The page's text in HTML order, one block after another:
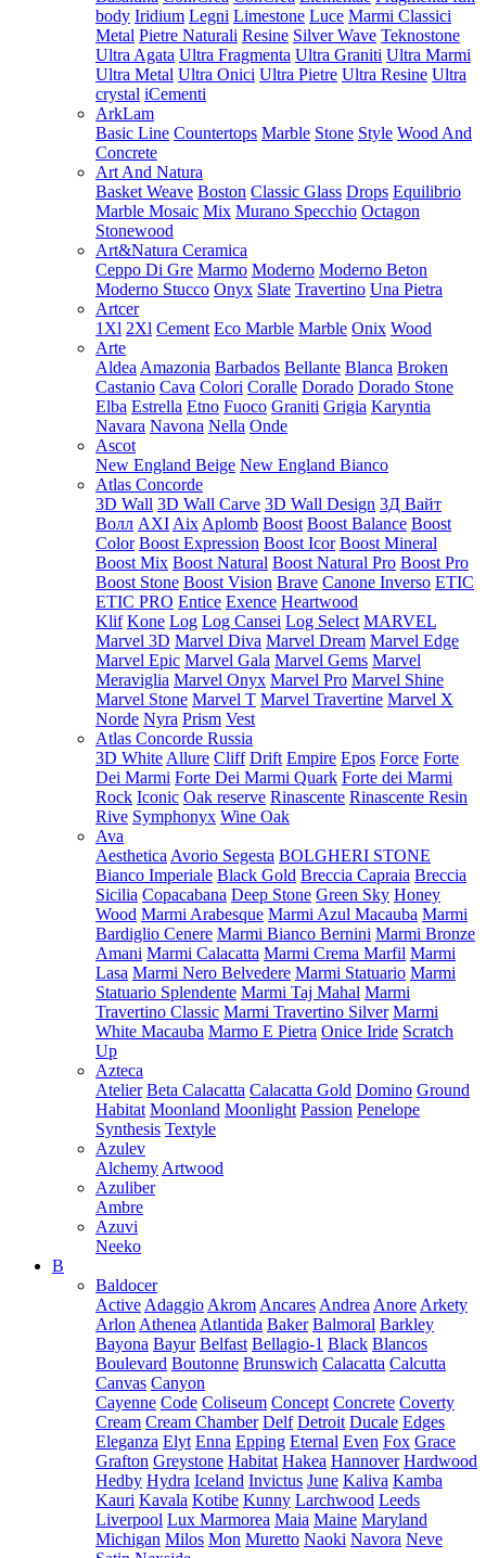
body Iridium Legni Limestone Luce Marmi Classici
Metal Pietre Naturali Resine Silver Wave Teknostone
Ultra Agata Ultra Fragmenta Ultra Graniti Ultra Marmi
Ultra Metal Ultra Onici Ultra Pietre Ultra Resine Ultra
crystal iCementi
ArkLam
Basic Line Countertops Marble Stone Style Wood And
Concrete
Art And Natura
Basket Weave Boston Classic Glass Drops Equilibrio
Marble Mosaic Mix Murano Specchio Octagon
Stonewood
Art&Natura Ceramica
Ceppo Di Gre Marmo Moderno Moderno Beton
Moderno Stucco Onyx Slate Travertino Una Pietra
Artcer
1Xl 2Xl Cement Eco Marble Marble Onix Wood
Arte
Aldea Amazonia Barbados Bellante Blanca Broken
Castanio Cava Colori Coralle Dorado Dorado Stone
Elba Estrella Etno Fuoco Graniti Grigia Karyntia
Navara Navona Nella Onde
Ascot
New England Beige New England Bianco
Atlas Concorde
3D Wall 3D Wall Carve 3D Wall Design 3Д Вайт
Волл AXI Aix Aplomb Boost Boost Balance Boost
Color Boost Expression Boost Icor Boost Mineral
Boost Mix Boost Natural Boost Natural Pro Boost Pro
Boost Stone Boost Vision Brave Canone Inverso ETIC
ETIC PRO Entice Exence Heartwood
Klif Kone Log Log Cansei Log Select MARVEL
Marvel 3D Marvel Diva Marvel Dream Marvel Edge
Marvel Epic Marvel Gala Marvel Gems Marvel
Meraviglia Marvel Onyx Marvel Pro Marvel Shine
Marvel Stone Marvel T Marvel Travertine Marvel X
Norde Nyra Prism Vest
Atlas Concorde Russia
3D White Allure Cliff Drift Empire Epos Force Forte
Dei Marmi Forte Dei Marmi Quark Forte dei Marmi
Rock Iconic Oak reserve Rinascente Rinascente Resin
Rive Symphonyx Wine Oak
Ava
Aesthetica Avorio Segesta BOLGHERI STONE
Bianco Imperiale Black Gold Breccia Capraia Breccia
Sicilia Copacabana Deep Stone Green Sky Honey
Wood Marmi Arabesque Marmi Azul Macauba Marmi
Bardiglio Cenere Marmi Bianco Bernini Marmi Bronze
Amani Marmi Calacatta Marmi Crema Marfil Marmi
Lasa Marmi Nero Belvedere Marmi Statuario Marmi
Statuario Splendente Marmi Taj Mahal Marmi
Travertino Classic Marmi Travertino Silver Marmi
White Macauba Marmo E Pietra Onice Iride Scratch
Up
Azteca
Atelier Beta Calacatta Calacatta Gold Domino Ground
Habitat Moonland Moonlight Passion Penelope
Synthesis Textyle
Azulev
Alchemy Artwood
Azuliber
Ambre
Azuvi
Neeko
B
Baldocer
Active Adaggio Akrom Ancares Andrea Anore Arkety
Arlon Athenea Atlantida Baker Balmoral Barkley
Bayona Bayur Belfast Bellagio-1 Black Blancos
Boulevard Boutonne Brunswich Calacatta Calcutta
Canvas Canyon
Cayenne Code Coliseum Concept Concrete Coverty
Cream Cream Chamber Delf Detroit Ducale Edges
Eleganza Elyt Enna Epping Eternal Even Fox Grace
Grafton Greystone Habitat Hakea Hannover Hardwood
Hedby Hydra Iceland Invictus June Kaliva Kamba
Kauri Kavala Kotibe Kunny Larchwood Leeds
Liverpool Lux Marmorea Maia Maine Maryland
Michigan Milos Mon Muretto Naoki Navora Neve